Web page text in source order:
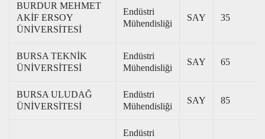
BURDUR MEHMET
AKİF ERSOY
ÜNİVERSİTESİ
Endüstri
Mühendisliği
SAY 35
BURSA TEKNİK
ÜNİVERSİTESİ
Endüstri
Mühendisliği
SAY 65
BURSA ULUDAĞ
ÜNİVERSİTESİ
Endüstri
Mühendisliği
SAY 85
Endüstri